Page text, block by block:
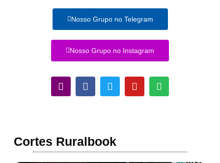
Nosso Grupo no Telegram
Nosso Grupo no Instagram
Cortes Ruralbook